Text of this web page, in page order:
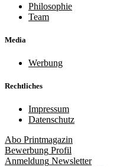
Philosophie
Team
Media
Werbung
Rechtliches
Impressum
Datenschutz
Abo Printmagazin
Bewerbung Profil
Anmeldung Newsletter